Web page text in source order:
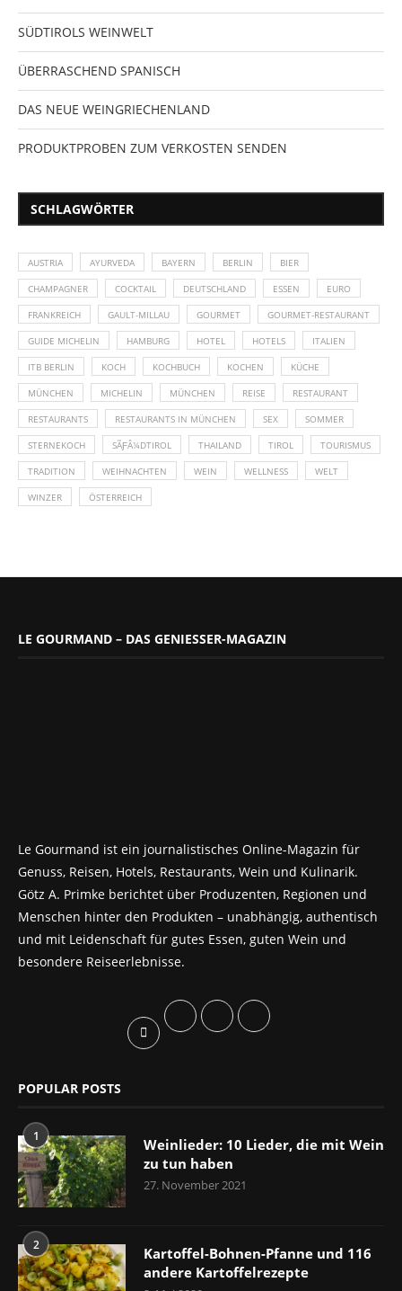
SÜDTIROLS WEINWELT
ÜBERRASCHEND SPANISCH
DAS NEUE WEINGRIECHENLAND
PRODUKTPROBEN ZUM VERKOSTEN SENDEN
SCHLAGWÖRTER
AUSTRIA AYURVEDA BAYERN BERLIN BIER
CHAMPAGNER COCKTAIL DEUTSCHLAND ESSEN EURO
FRANKREICH GAULT-MILLAU GOURMET GOURMET-RESTAURANT
GUIDE MICHELIN HAMBURG HOTEL HOTELS ITALIEN
ITB BERLIN KOCH KOCHBUCH KOCHEN KÜCHE
MÜNCHEN MICHELIN MÜNCHEN REISE RESTAURANT
RESTAURANTS RESTAURANTS IN MÜNCHEN SEX SOMMER
STERNEKOCH SÃƑÂ¼DTIROL THAILAND TIROL TOURISMUS
TRADITION WEIHNACHTEN WEIN WELLNESS WELT
WINZER ÖSTERREICH
LE GOURMAND – DAS GENIESSER-MAGAZIN
Le Gourmand ist ein journalistisches Online-Magazin für
Genuss, Reisen, Hotels, Restaurants, Wein und Kulinarik.
Götz A. Primke berichtet über Produzenten, Regionen und
Menschen hinter den Produkten – unabhängig, authentisch
und mit Leidenschaft für gutes Essen, guten Wein und
besondere Reiseerlebnisse.
POPULAR POSTS
1
Weinlieder: 10 Lieder, die mit Wein
zu tun haben
27. November 2021
2
Kartoffel-Bohnen-Pfanne und 116
andere Kartoffelrezepte